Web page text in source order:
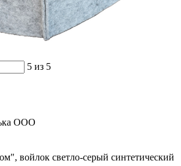
5 из 5
ООО
войлок светло-серый синтетический